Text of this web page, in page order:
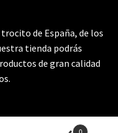
de España, de los
tienda podrás
de gran calidad